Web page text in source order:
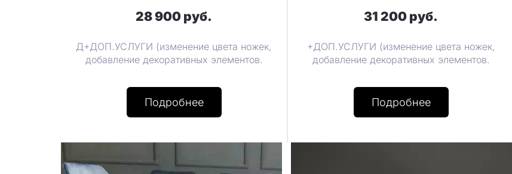
28 900 руб.
Д+ДОП.УСЛУГИ (изменение цвета ножек,
добавление декоративных элементов.
Подробнее
31 200 руб.
+ДОП.УСЛУГИ (изменение цвета ножек,
добавление декоративных элементов.
Подробнее